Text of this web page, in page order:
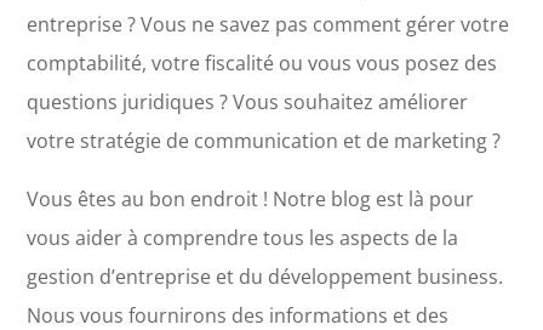
entreprise ? Vous ne savez pas comment gérer votre
comptabilité, votre fiscalité ou vous vous posez des
questions juridiques ? Vous souhaitez améliorer
votre stratégie de communication et de marketing ?
Vous êtes au bon endroit ! Notre blog est là pour
vous aider à comprendre tous les aspects de la
gestion d’entreprise et du développement business.
Nous vous fournirons des informations et des